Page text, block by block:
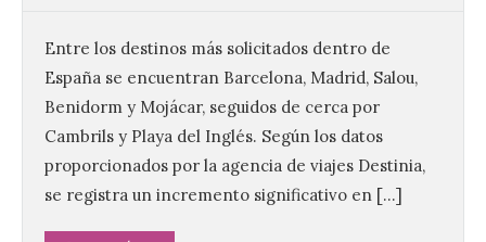
Entre los destinos más solicitados dentro de
España se encuentran Barcelona, Madrid, Salou,
Benidorm y Mojácar, seguidos de cerca por
Cambrils y Playa del Inglés. Según los datos
proporcionados por la agencia de viajes Destinia,
se registra un incremento significativo en […]